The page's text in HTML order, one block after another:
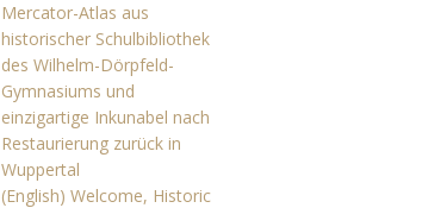
Mercator-Atlas aus
historischer Schulbibliothek
des Wilhelm-Dörpfeld-
Gymnasiums und
einzigartige Inkunabel nach
Restaurierung zurück in
Wuppertal
(English) Welcome, Historic